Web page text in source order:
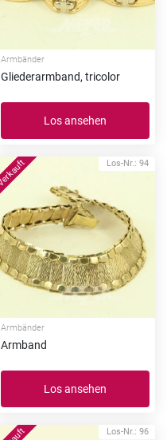
Armbänder
Gliederarmband, tricolor
Los ansehen
Los-Nr.: 94
Armbänder
Armband
Los ansehen
Los-Nr.: 96